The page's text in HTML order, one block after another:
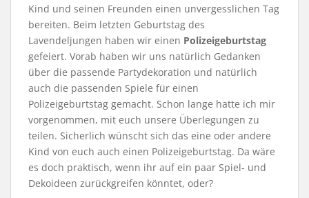
Kind und seinen Freunden einen unvergesslichen Tag
bereiten. Beim letzten Geburtstag des
Lavendeljungen haben wir einen Polizeigeburtstag
gefeiert. Vorab haben wir uns natürlich Gedanken
über die passende Partydekoration und natürlich
auch die passenden Spiele für einen
Polizeigeburtstag gemacht. Schon lange hatte ich mir
vorgenommen, mit euch unsere Überlegungen zu
teilen. Sicherlich wünscht sich das eine oder andere
Kind von euch auch einen Polizeigeburtstag. Da wäre
es doch praktisch, wenn ihr auf ein paar Spiel- und
Dekoideen zurückgreifen könntet, oder?